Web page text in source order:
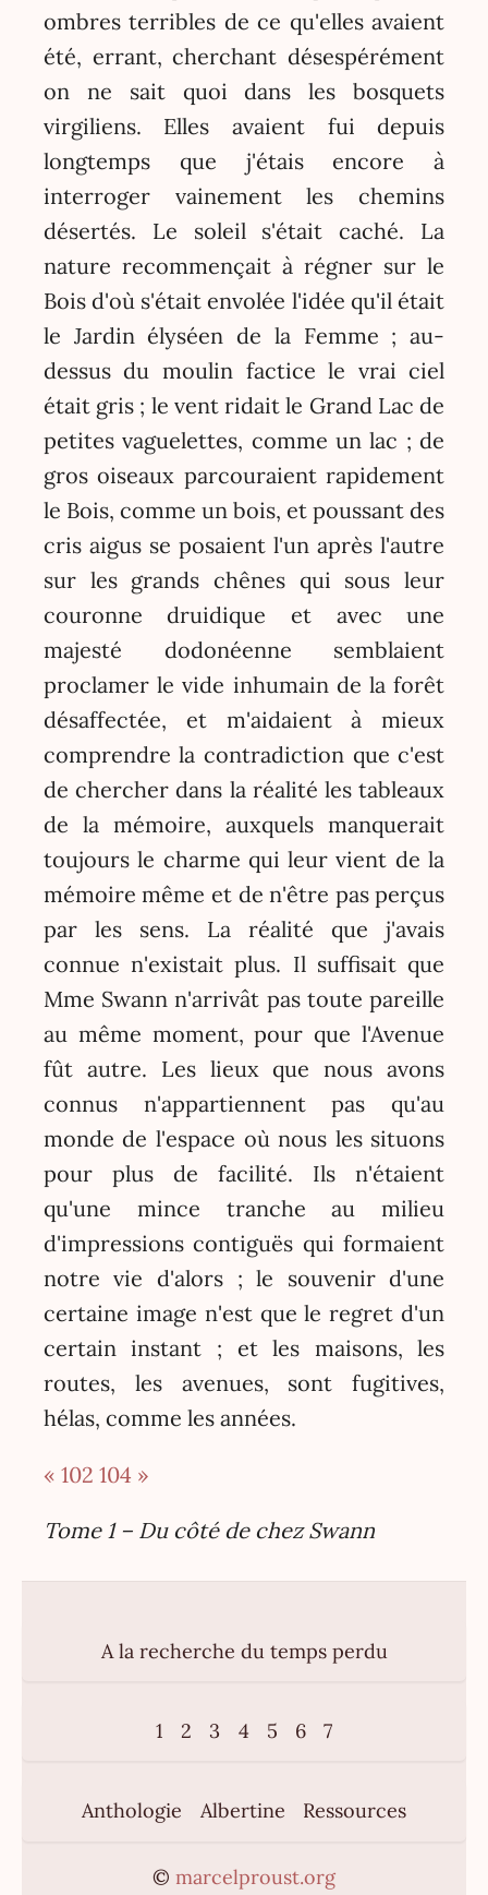
ombres terribles de ce qu'elles avaient
été, errant, cherchant désespérément
on ne sait quoi dans les bosquets
virgiliens. Elles avaient fui depuis
longtemps que j'étais encore à
interroger vainement les chemins
désertés. Le soleil s'était caché. La
nature recommençait à régner sur le
Bois d'où s'était envolée l'idée qu'il était
le Jardin élyséen de la Femme ; au-
dessus du moulin factice le vrai ciel
était gris ; le vent ridait le Grand Lac de
petites vaguelettes, comme un lac ; de
gros oiseaux parcouraient rapidement
le Bois, comme un bois, et poussant des
cris aigus se posaient l'un après l'autre
sur les grands chênes qui sous leur
couronne druidique et avec une
majesté dodonéenne semblaient
proclamer le vide inhumain de la forêt
désaffectée, et m'aidaient à mieux
comprendre la contradiction que c'est
de chercher dans la réalité les tableaux
de la mémoire, auxquels manquerait
toujours le charme qui leur vient de la
mémoire même et de n'être pas perçus
par les sens. La réalité que j'avais
connue n'existait plus. Il suffisait que
Mme Swann n'arrivât pas toute pareille
au même moment, pour que l'Avenue
fût autre. Les lieux que nous avons
connus n'appartiennent pas qu'au
monde de l'espace où nous les situons
pour plus de facilité. Ils n'étaient
qu'une mince tranche au milieu
d'impressions contiguës qui formaient
notre vie d'alors ; le souvenir d'une
certaine image n'est que le regret d'un
certain instant ; et les maisons, les
routes, les avenues, sont fugitives,
hélas, comme les années.
« 102 104 »
Tome 1 – Du côté de chez Swann
A la recherche du temps perdu
1 2 3 4 5 6 7
Anthologie Albertine Ressources
© marcelproust.org